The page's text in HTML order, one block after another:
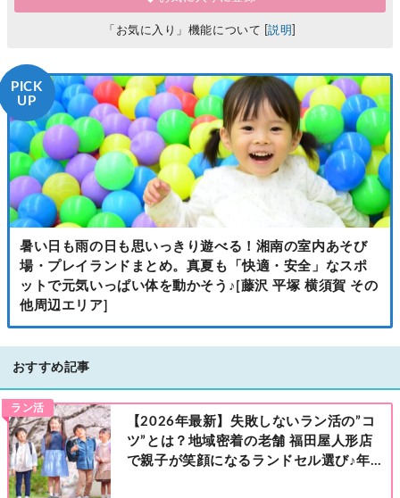
「お気に入り」機能について [説明
PICK
UP
暑い日も雨の日も思いっきり遊べる！湘南の室内あそび
場・プレイランドまとめ。真夏も「快適・安全」なスポ
ットで元気いっぱい体を動かそう♪[藤沢 平塚 横須賀 その
他周辺エリア]
おすすめ記事
ラン活
【2026年最新】失敗しないラン活の”コ
ツ”とは？地域密着の老舗 福田屋人形店
で親子が笑顔になるランドセル選び♪年